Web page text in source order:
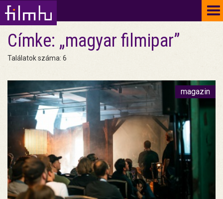
Címke: „magyar filmipar”
Találatok száma: 6
magazin